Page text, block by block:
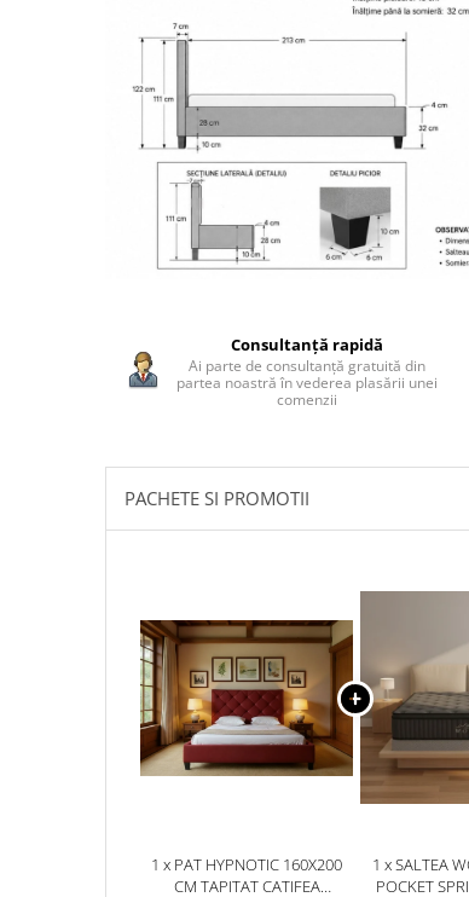
Consultanță rapidă
Ai parte de consultanță gratuită din
partea noastră în vederea plasării unei
comenzii
PACHETE SI PROMOTII
1 x PAT HYPNOTIC 160X200
CM TAPITAT CATIFEA
1 x SALTEA
POCKET